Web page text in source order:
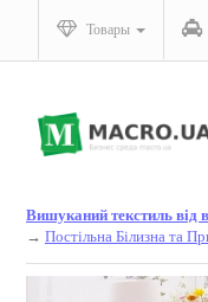
Товары
Вишуканий текстиль від
→ Постільна Білизна та